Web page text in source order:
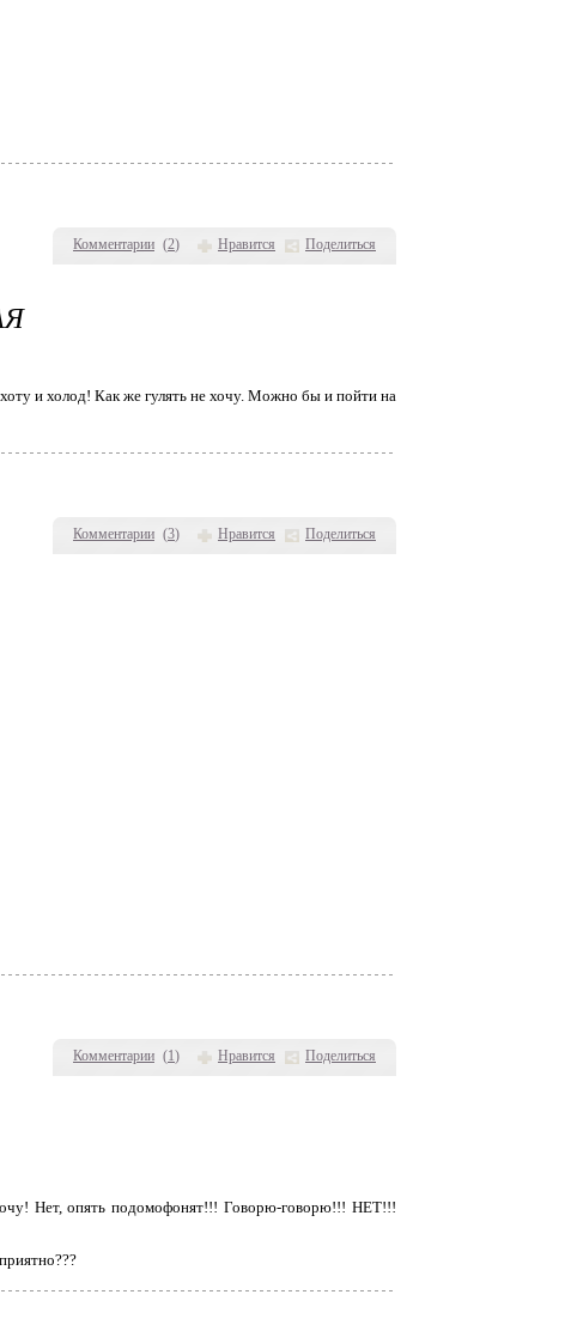
Комментарии (2) Нравится Поделиться
Комментарии (3) Нравится Поделиться
и холод! Как же гулять не хочу. Можно бы и пойти на
Комментарии (1) Нравится Поделиться
Нет, опять подомофонят!!! Говорю-говорю!!! НЕТ!!!